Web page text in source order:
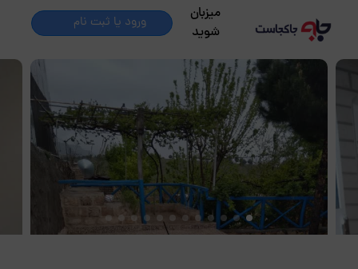
میزبان
شوید
ورود یا ثبت نام